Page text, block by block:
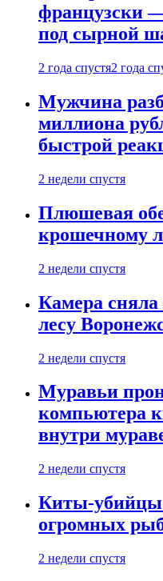
французски
под сырной
2 года спустя2 года
Мужчина
миллиона
быстрой
2 недели спустя
Плюшевая
крошечному
2 недели спустя
Камера сняла
лесу
2 недели спустя
Муравьи
компьютера
внутри
2 недели спустя
Киты-убийцы
огромных
2 недели спустя